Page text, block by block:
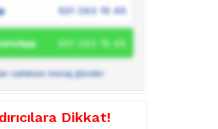
531 243 15 45
531 243 15 45
sahibine mesaj gönder
Dikkat!